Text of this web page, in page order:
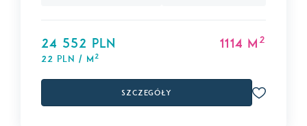
24 552 PLN
22 PLN / m2
1114 m2
Szczegóły